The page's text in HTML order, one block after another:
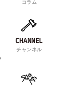
コラム
CHANNEL
チャンネル